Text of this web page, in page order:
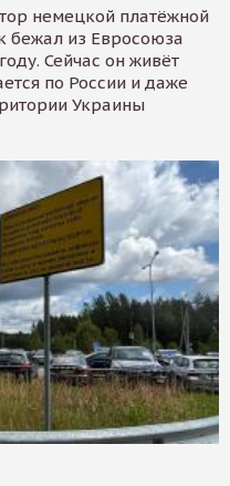
немецкой платёжной
бежал из Евросоюза
Сейчас он живёт
по России и даже
Украины